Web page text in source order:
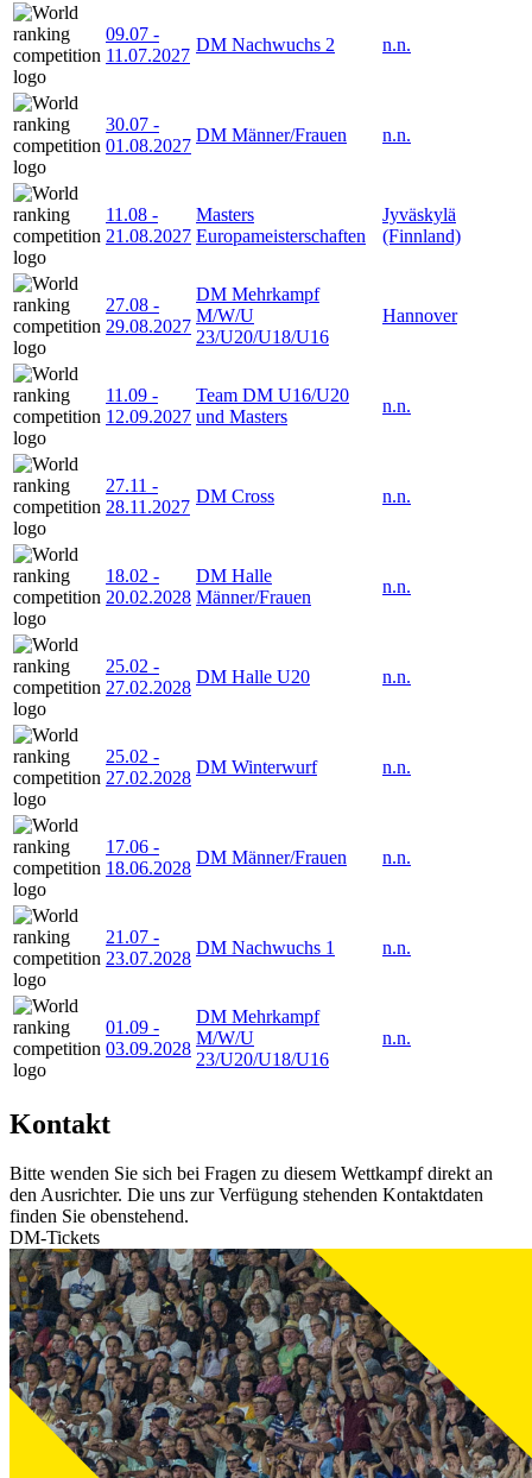
09.07 -
11.07.2027
DM Nachwuchs 2 n.n.
30.07 -
01.08.2027
DM Männer/Frauen n.n.
11.08 -
21.08.2027
Masters
Europameisterschaften
Jyväskylä
(Finnland)
27.08 -
29.08.2027
DM Mehrkampf
M/W/U
23/U20/U18/U16
Hannover
11.09 -
12.09.2027
Team DM U16/U20
und Masters
n.n.
27.11 -
28.11.2027
DM Cross n.n.
18.02 -
20.02.2028
DM Halle
Männer/Frauen
n.n.
25.02 -
27.02.2028
DM Halle U20 n.n.
25.02 -
27.02.2028
DM Winterwurf n.n.
17.06 -
18.06.2028
DM Männer/Frauen n.n.
21.07 -
23.07.2028
DM Nachwuchs 1 n.n.
01.09 -
03.09.2028
DM Mehrkampf
M/W/U
23/U20/U18/U16
n.n.
Kontakt
Bitte wenden Sie sich bei Fragen zu diesem Wettkampf direkt an
den Ausrichter. Die uns zur Verfügung stehenden Kontaktdaten
finden Sie obenstehend.
DM-Tickets